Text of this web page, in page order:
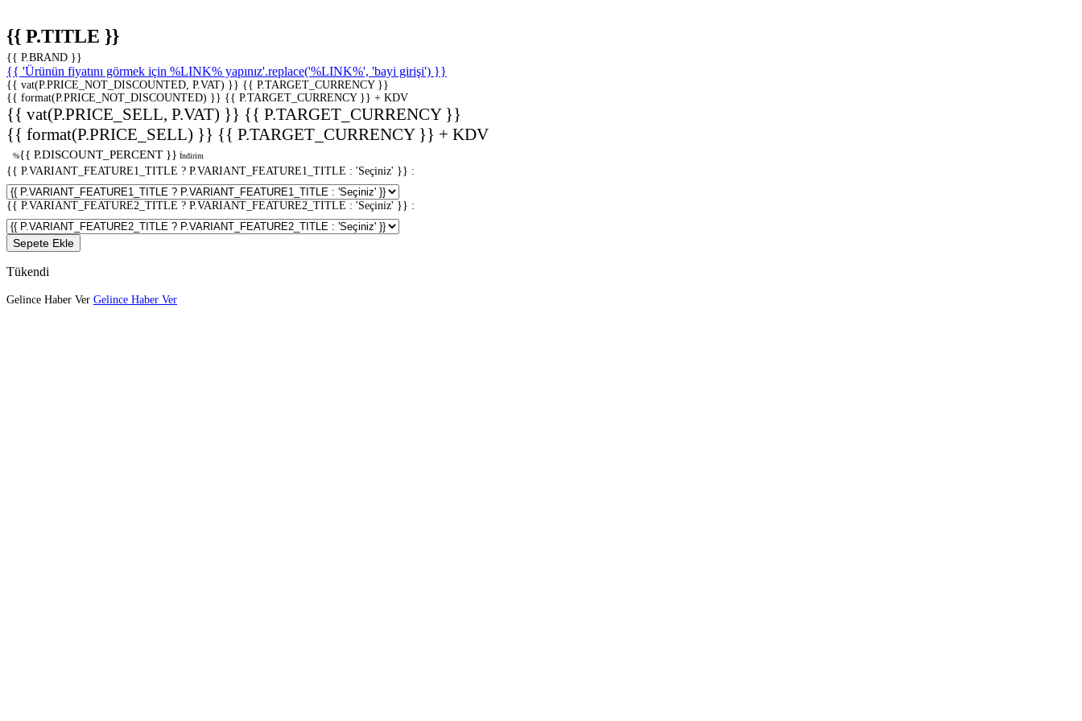
{{ P.TITLE }}
{{ P.BRAND }}
{{ 'Ürünün fiyatını görmek için %LINK% yapınız'.replace('%LINK%', 'bayi girişi') }}
{{ vat(P.PRICE_NOT_DISCOUNTED, P.VAT) }} {{ P.TARGET_CURRENCY }}
{{ format(P.PRICE_NOT_DISCOUNTED) }} {{ P.TARGET_CURRENCY }} + KDV
{{ vat(P.PRICE_SELL, P.VAT) }} {{ P.TARGET_CURRENCY }}
{{ format(P.PRICE_SELL) }} {{ P.TARGET_CURRENCY }} + KDV
%{{ P.DISCOUNT_PERCENT }} İndirim
{{ P.VARIANT_FEATURE1_TITLE ? P.VARIANT_FEATURE1_TITLE : 'Seçiniz' }} :
{{ P.VARIANT_FEATURE2_TITLE ? P.VARIANT_FEATURE2_TITLE : 'Seçiniz' }} :
Sepete Ekle
Tükendi
Gelince Haber Ver Gelince Haber Ver